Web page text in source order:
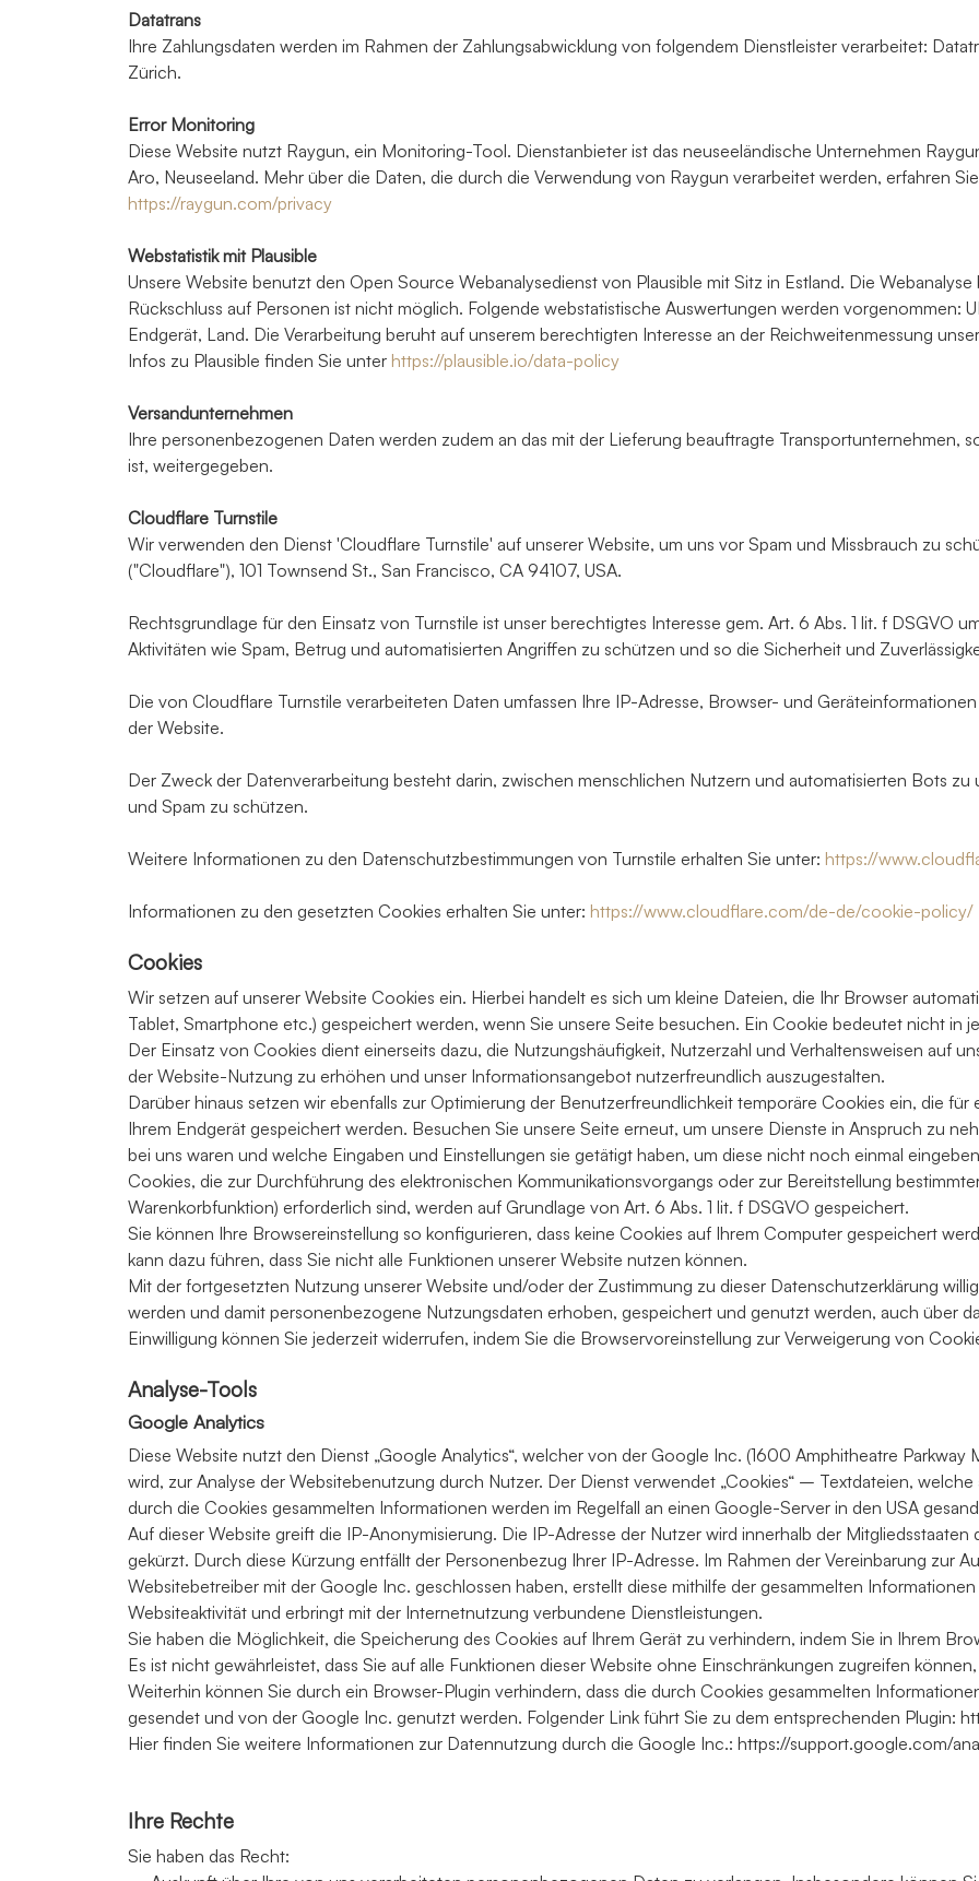
Datatrans
Ihre Zahlungsdaten werden im Rahmen der Zahlungsabwicklung von folgendem Dienstleister verarbeitet:
Zürich.
Error Monitoring
Diese Website nutzt Raygun, ein Monitoring-Tool. Dienstanbieter ist das neuseeländische Unternehmen
Aro, Neuseeland. Mehr über die Daten, die durch die Verwendung von Raygun verarbeitet werden, erfahren
https://raygun.com/privacy
Webstatistik mit Plausible
Unsere Website benutzt den Open Source Webanalysedienst von Plausible mit Sitz in Estland. Die
Rückschluss auf Personen ist nicht möglich. Folgende webstatistische Auswertungen werden vorgenommen:
Endgerät, Land. Die Verarbeitung beruht auf unserem berechtigten Interesse an der Reichweitenmessung
Infos zu Plausible finden Sie unter https://plausible.io/data-policy
Versandunternehmen
Ihre personenbezogenen Daten werden zudem an das mit der Lieferung beauftragte Transportunternehmen,
ist, weitergegeben.
Cloudflare Turnstile
Wir verwenden den Dienst 'Cloudflare Turnstile' auf unserer Website, um uns vor Spam und Missbrauch zu
("Cloudflare"), 101 Townsend St., San Francisco, CA 94107, USA.
Rechtsgrundlage für den Einsatz von Turnstile ist unser berechtigtes Interesse gem. Art. 6 Abs. 1 lit. f DSGVO
Aktivitäten wie Spam, Betrug und automatisierten Angriffen zu schützen und so die Sicherheit und
Die von Cloudflare Turnstile verarbeiteten Daten umfassen Ihre IP-Adresse, Browser- und
der Website.
Der Zweck der Datenverarbeitung besteht darin, zwischen menschlichen Nutzern und automatisierten Bots
und Spam zu schützen.
Weitere Informationen zu den Datenschutzbestimmungen von Turnstile erhalten Sie unter: https://
Informationen zu den gesetzten Cookies erhalten Sie unter: https://www.cloudflare.com/de-de/cookie-policy/
Cookies
Wir setzen auf unserer Website Cookies ein. Hierbei handelt es sich um kleine Dateien, die Ihr Browser
Tablet, Smartphone etc.) gespeichert werden, wenn Sie unsere Seite besuchen. Ein Cookie bedeutet nicht in
Der Einsatz von Cookies dient einerseits dazu, die Nutzungshäufigkeit, Nutzerzahl und Verhaltensweisen auf
der Website-Nutzung zu erhöhen und unser Informationsangebot nutzerfreundlich auszugestalten.
Darüber hinaus setzen wir ebenfalls zur Optimierung der Benutzerfreundlichkeit temporäre Cookies ein, die
Ihrem Endgerät gespeichert werden. Besuchen Sie unsere Seite erneut, um unsere Dienste in Anspruch zu
bei uns waren und welche Eingaben und Einstellungen sie getätigt haben, um diese nicht noch einmal
Cookies, die zur Durchführung des elektronischen Kommunikationsvorgangs oder zur Bereitstellung
Warenkorbfunktion) erforderlich sind, werden auf Grundlage von Art. 6 Abs. 1 lit. f DSGVO gespeichert.
Sie können Ihre Browsereinstellung so konfigurieren, dass keine Cookies auf Ihrem Computer gespeichert
kann dazu führen, dass Sie nicht alle Funktionen unserer Website nutzen können.
Mit der fortgesetzten Nutzung unserer Website und/oder der Zustimmung zu dieser Datenschutzerklärung
werden und damit personenbezogene Nutzungsdaten erhoben, gespeichert und genutzt werden, auch über
Einwilligung können Sie jederzeit widerrufen, indem Sie die Browservoreinstellung zur Verweigerung von
Analyse-Tools
Google Analytics
Diese Website nutzt den Dienst „Google Analytics“, welcher von der Google Inc. (1600 Amphitheatre
wird, zur Analyse der Websitebenutzung durch Nutzer. Der Dienst verwendet „Cookies“ – Textdateien,
durch die Cookies gesammelten Informationen werden im Regelfall an einen Google-Server in den USA
Auf dieser Website greift die IP-Anonymisierung. Die IP-Adresse der Nutzer wird innerhalb der
gekürzt. Durch diese Kürzung entfällt der Personenbezug Ihrer IP-Adresse. Im Rahmen der Vereinbarung zur
Websitebetreiber mit der Google Inc. geschlossen haben, erstellt diese mithilfe der gesammelten
Websiteaktivität und erbringt mit der Internetnutzung verbundene Dienstleistungen.
Sie haben die Möglichkeit, die Speicherung des Cookies auf Ihrem Gerät zu verhindern, indem Sie in Ihrem
Es ist nicht gewährleistet, dass Sie auf alle Funktionen dieser Website ohne Einschränkungen zugreifen
Weiterhin können Sie durch ein Browser-Plugin verhindern, dass die durch Cookies gesammelten
gesendet und von der Google Inc. genutzt werden. Folgender Link führt Sie zu dem entsprechenden Plugin:
Hier finden Sie weitere Informationen zur Datennutzung durch die Google Inc.: https://support.google.com/
Ihre Rechte
Sie haben das Recht: